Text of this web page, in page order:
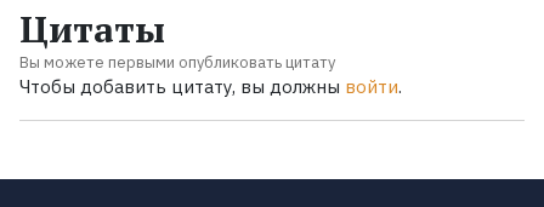
Цитаты
Вы можете первыми опубликовать цитату
Чтобы добавить цитату, вы должны войти.